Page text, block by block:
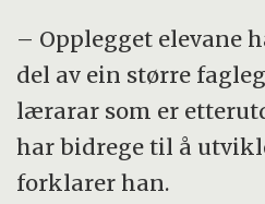
– Opplegget elevane
del av ein større
lærarar som er
har bidrege til å
forklarer han.